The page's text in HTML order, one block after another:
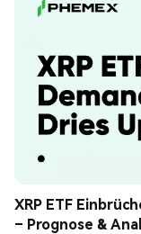
XRP ETF
– Prognose &